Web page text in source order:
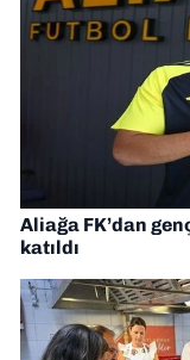
Aliağa FK’dan
katıldı